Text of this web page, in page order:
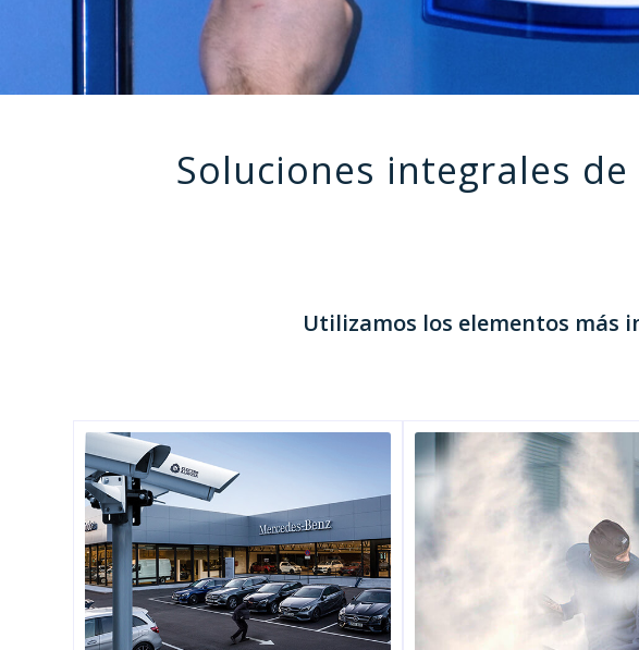
Soluciones integrales
Utilizamos los elementos más